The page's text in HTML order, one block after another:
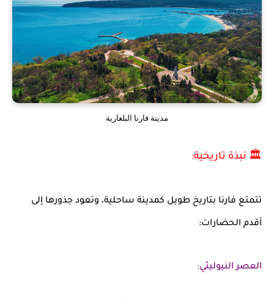
مدينة فارنا البلغارية
🏛️ نبذة تاريخية:
تتمتع فارنا بتاريخ طويل كمدينة ساحلية، وتعود جذورها إلى
أقدم الحضارات:
العصر النيوليثي: